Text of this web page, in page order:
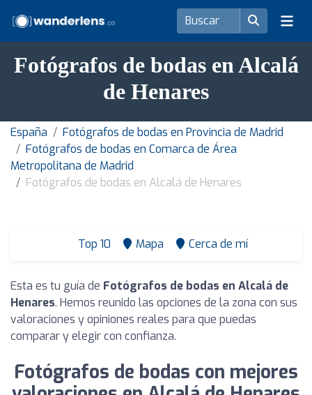
Fotógrafos de bodas en Alcalá
de Henares
España
Fotógrafos de bodas en Provincia de Madrid
Fotógrafos de bodas en Comarca de Área
Metropolitana de Madrid
Fotógrafos de bodas en Alcalá de Henares
Top 10 Mapa Cerca de mí
Esta es tu guía de Fotógrafos de bodas en Alcalá de
Henares. Hemos reunido las opciones de la zona con sus
valoraciones y opiniones reales para que puedas
comparar y elegir con confianza.
Fotógrafos de bodas con mejores